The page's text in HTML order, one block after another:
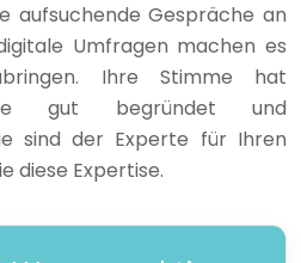
aufsuchende Gespräche an
Umfragen machen es
Ihre Stimme hat
gut begründet und
sind der Experte für Ihren
diese Expertise.